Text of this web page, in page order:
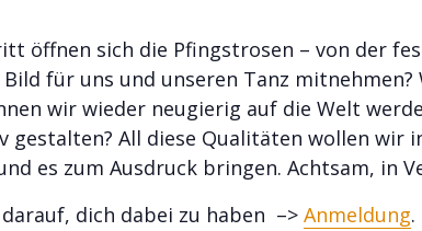
öffnen sich die Pfingstrosen – von der
für uns und unseren Tanz
wir wieder neugierig auf die Welt
gestalten? All diese Qualitäten wollen wir
es zum Ausdruck bringen. Achtsam, in
dich dabei zu haben –> Anmeldung.